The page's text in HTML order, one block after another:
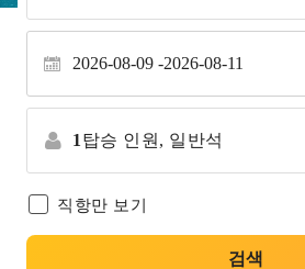
2026-08-09 2026-08-11
1 탑승 인원, 일반석
직항만 보기
검색